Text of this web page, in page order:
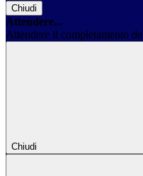
Chiudi
Attendere...
Attendere il completamento
Chiudi